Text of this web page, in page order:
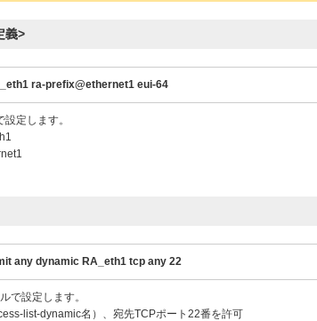
義>
ra-prefix@ethernet1 eui-64
定します。
any dynamic RA_eth1 tcp any 22
で設定します。
list-dynamic名）、宛先TCPポート22番を許可